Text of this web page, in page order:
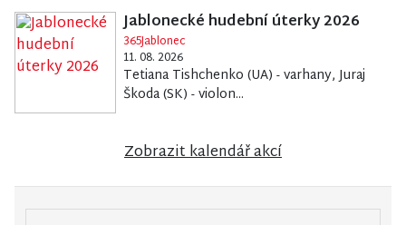
Jablonecké hudební úterky 2026
365Jablonec
11. 08. 2026
Tetiana Tishchenko (UA) - varhany, Juraj
Škoda (SK) - violon...
Zobrazit kalendář akcí